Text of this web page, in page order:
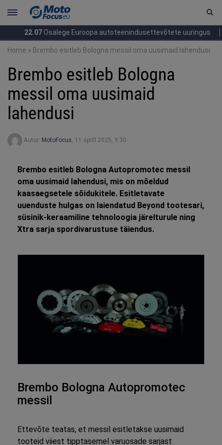
22.07Osalege Euroopa autoteenindusettevõtete uuringus
Home » Brembo esitleb Bologna messil oma uusimaid lahendusi
Brembo esitleb Bologna
messil oma uusimaid
lahendusi
Autor: MotoFocus, 11 aprill 2025, 9:30
Brembo esitleb Bologna Autopromotec messil
oma uusimaid lahendusi, mis on mõeldud
kaasaegsetele sõidukitele. Esitletavate
uuenduste hulgas on laiendatud Beyond tootesari,
süsinik-keraamiline tehnoloogia järelturule ning
Xtra sarja spordivarustuse täiendus.
Brembo Bologna Autopromotec
messil
Ettevõte teatas, et messil esitletakse uusimaid
tooteid viiest tipptasemel varuosade sarjast